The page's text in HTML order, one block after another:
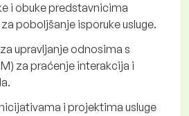
i obuke predstavnicima
poboljšanje isporuke usluge.
upravljanje odnosima s
za praćenje interakcija i
i projektima usluge